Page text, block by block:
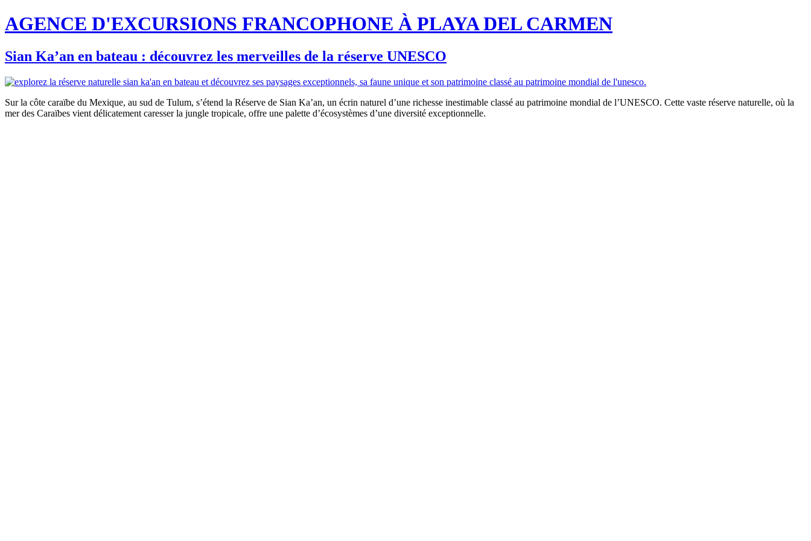
AGENCE D'EXCURSIONS FRANCOPHONE À PLAYA DEL CARMEN
Sian Ka’an en bateau : découvrez les merveilles de la réserve UNESCO
Sur la côte caraïbe du Mexique, au sud de Tulum, s’étend la Réserve de Sian Ka’an, un écrin naturel d’une richesse inestimable classé au patrimoine mondial de l’UNESCO. Cette vaste réserve naturelle, où la
mer des Caraïbes vient délicatement caresser la jungle tropicale, offre une palette d’écosystèmes d’une diversité exceptionnelle.